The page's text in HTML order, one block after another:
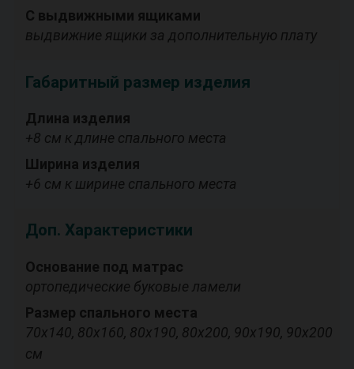
С выдвижными ящиками
выдвижние ящики за дополнительную плату
Габаритный размер изделия
Длина изделия
+8 см к длине спального места
Ширина изделия
+6 см к ширине спального места
Доп. Характеристики
Основание под матрас
ортопедические буковые ламели
Размер спального места
70х140, 80х160, 80х190, 80х200, 90х190, 90х200
см